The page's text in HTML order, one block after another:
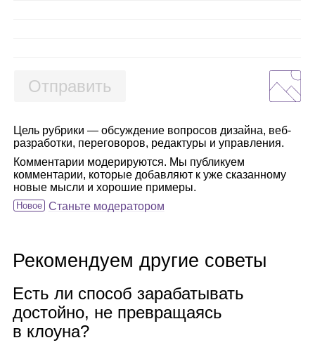
Отправить
Цель рубрики — обсуждение вопросов дизайна, веб-
разработки, переговоров, редактуры и управления.
Комментарии модерируются. Мы публикуем
комментарии, которые добавляют к уже сказанному
новые мысли и хорошие примеры.
Новое Станьте модератором
Рекомендуем другие советы
Есть ли спо­соб зара­ба­ты­вать
достойно, не пре­вра­ща­ясь
в кло­уна?